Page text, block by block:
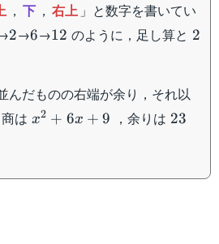
， 下 ， 右上 」と数字を書いてい
2
2→6
6→12
12 のように，足し算と 2
2
んだものの右端が余り，それ以
は x^2+6x+9
x2 + 6x + 9 ，余りは 23
23